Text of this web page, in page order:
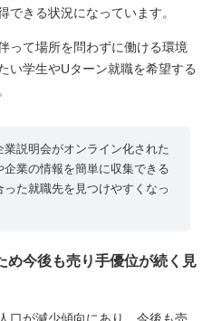
できる状況になっています。
って場所を問わずに働ける環境
い学生やUターン就職を希望する
説明会がオンライン化された
企業の情報を簡単に収集できる
った就職先を見つけやすくなっ
今後も売り手優位が続く見